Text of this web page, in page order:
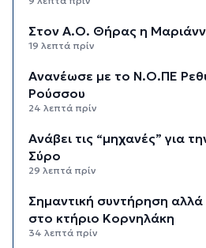
Στον Α.Ο. Θήρας η
19 λεπτά πρίν
Ανανέωσε με το Ν.Ο.ΠΕ
Ρούσσου
24 λεπτά πρίν
Ανάβει τις “μηχανές” για
Σύρο
29 λεπτά πρίν
Σημαντική συντήρηση αλλά
στο κτήριο Κορνηλάκη
34 λεπτά πρίν